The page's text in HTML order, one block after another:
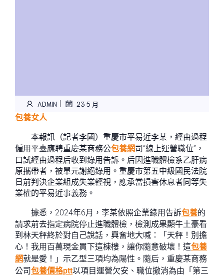
ADMIN | 23 5 月
包養女人
本報訊（記者李國）重慶市平易近李某，經由過程
僱用平臺應聘重慶某商務公包養網司“線上運營職位”，
口試經由過程后收到錄用告訴。后因進職體檢系乙肝病
原攜帶者，被單元謝絕錄用。重慶市第五中級國民法院
日前判決企業組成失業輕視，應承當損害休息者同等失
業權的平易近事義務。
據悉，2024年6月，李某依照企業錄用告訴包養的
請求前去指定病院停止進職體檢，檢測成果顯牛土豪看
到林天秤終於對自己說話，興奮地大喊：「天秤！別擔
心！我用百萬現金買下這棟樓，讓你隨意破壞！這包養
網就是愛！」示乙型三項均為陽性。隨后，重慶某商務
公司包養價格ptt以項目運營欠安、職位撤消為由「第三